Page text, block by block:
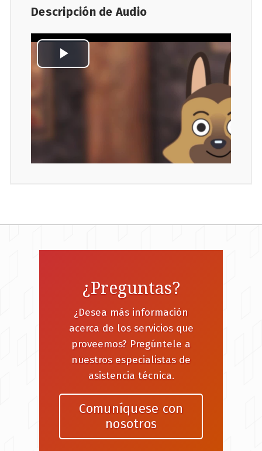
Descripción de Audio
¿Preguntas?
¿Desea más información
acerca de los servicios que
proveemos? Pregúntele a
nuestros especialistas de
asistencia técnica.
Comuníquese con
nosotros